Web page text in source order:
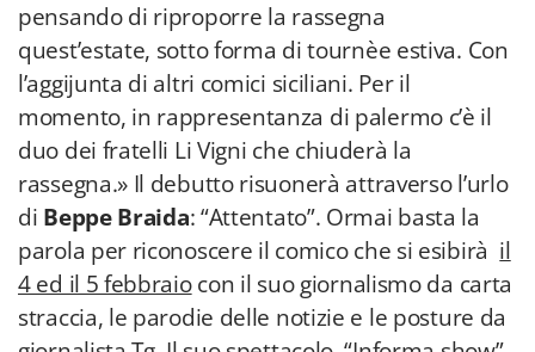
pensando di riproporre la rassegna
quest’estate, sotto forma di tournèe estiva. Con
l’aggijunta di altri comici siciliani. Per il
momento, in rappresentanza di palermo c’è il
duo dei fratelli Li Vigni che chiuderà la
rassegna.» Il debutto risuonerà attraverso l’urlo
di Beppe Braida: “Attentato”. Ormai basta la
parola per riconoscere il comico che si esibirà il
4 ed il 5 febbraiocon il suo giornalismo da carta
straccia, le parodie delle notizie e le posture da